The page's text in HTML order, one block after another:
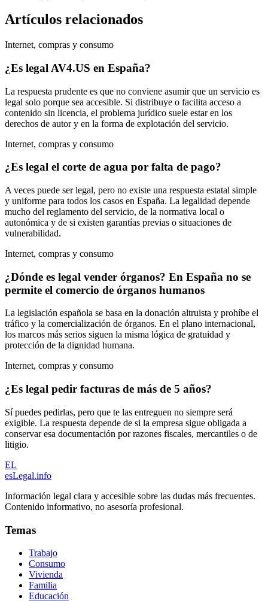
Artículos relacionados
Internet, compras y consumo
¿Es legal AV4.US en España?
La respuesta prudente es que no conviene asumir que un servicio es
legal solo porque sea accesible. Si distribuye o facilita acceso a
contenido sin licencia, el problema jurídico suele estar en los
derechos de autor y en la forma de explotación del servicio.
Internet, compras y consumo
¿Es legal el corte de agua por falta de pago?
A veces puede ser legal, pero no existe una respuesta estatal simple
y uniforme para todos los casos en España. La legalidad depende
mucho del reglamento del servicio, de la normativa local o
autonómica y de si existen garantías previas o situaciones de
vulnerabilidad.
Internet, compras y consumo
¿Dónde es legal vender órganos? En España no se
permite el comercio de órganos humanos
La legislación española se basa en la donación altruista y prohíbe el
tráfico y la comercialización de órganos. En el plano internacional,
los marcos más serios siguen la misma lógica de gratuidad y
protección de la dignidad humana.
Internet, compras y consumo
¿Es legal pedir facturas de más de 5 años?
Sí puedes pedirlas, pero que te las entreguen no siempre será
exigible. La respuesta depende de si la empresa sigue obligada a
conservar esa documentación por razones fiscales, mercantiles o de
litigio.
EL
esLegal.info
Información legal clara y accesible sobre las dudas más frecuentes.
Contenido informativo, no asesoría profesional.
Temas
Trabajo
Consumo
Vivienda
Familia
Educación